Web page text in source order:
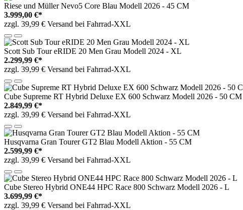
Riese und Müller Nevo5 Core Blau Modell 2026 - 45 CM
3.999,00 €*
zzgl. 39,99 € Versand bei Fahrrad-XXL
Scott Sub Tour eRIDE 20 Men Grau Modell 2024 - XL
2.299,99 €*
zzgl. 39,99 € Versand bei Fahrrad-XXL
Cube Supreme RT Hybrid Deluxe EX 600 Schwarz Modell 2026 - 50 CM
2.849,99 €*
zzgl. 39,99 € Versand bei Fahrrad-XXL
Husqvarna Gran Tourer GT2 Blau Modell Aktion - 55 CM
2.599,99 €*
zzgl. 39,99 € Versand bei Fahrrad-XXL
Cube Stereo Hybrid ONE44 HPC Race 800 Schwarz Modell 2026 - L
3.699,99 €*
zzgl. 39,99 € Versand bei Fahrrad-XXL